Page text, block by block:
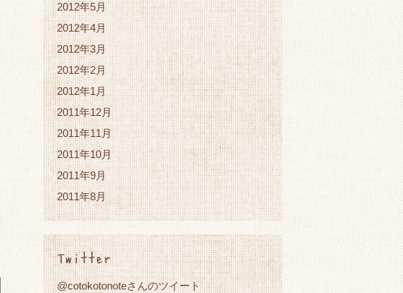
2012年5月
2012年4月
2012年3月
2012年2月
2012年1月
2011年12月
2011年11月
2011年10月
2011年9月
2011年8月
Twitter
@cotokotonoteさんのツイート